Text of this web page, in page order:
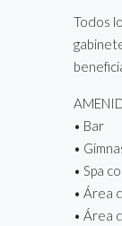
Todos
• Bar
•
• Spa
• Área
• Área